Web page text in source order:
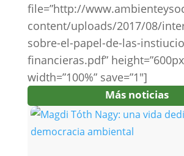
file=”http://
content/uploads/2017/08/
sobre-el-papel-de-las-
financieras.pdf”
width=”100%” save=”1″]
Más noticias